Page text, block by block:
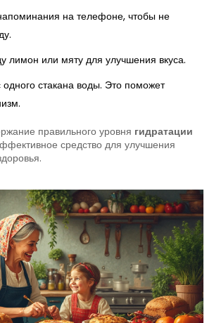
на телефоне, чтобы не
лимон или мяту для улучшения вкуса.
одного стакана воды. Это поможет
правильного уровня гидратации
средство для улучшения